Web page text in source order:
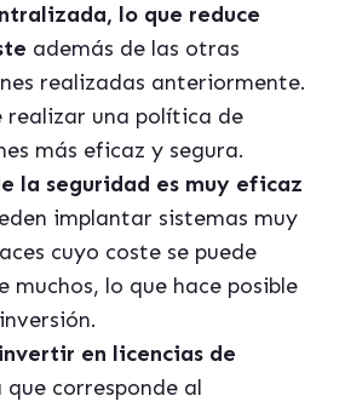
lo que reduce
además de las otras
realizadas anteriormente.
realizar una política de
más eficaz y segura.
la seguridad es muy eficaz
implantar sistemas muy
cuyo coste se puede
muchos, lo que hace posible
en licencias de
que corresponde al